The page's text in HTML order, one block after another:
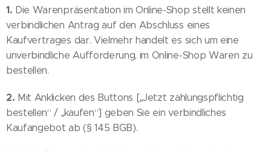
1. Die Warenpräsentation im Online-Shop stellt keinen
verbindlichen Antrag auf den Abschluss eines
Kaufvertrages dar. Vielmehr handelt es sich um eine
unverbindliche Aufforderung, im Online-Shop Waren zu
bestellen.
2. Mit Anklicken des Buttons [„Jetzt zahlungspflichtig
bestellen“ / „kaufen“] geben Sie ein verbindliches
Kaufangebot ab (§ 145 BGB).